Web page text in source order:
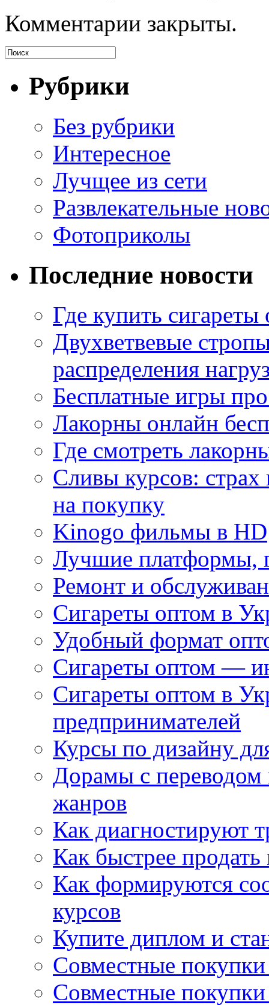
Комментарии закрыты.
Рубрики
Без рубрики
Интересное
Лучщее из сети
Развлекательные
Фотоприколы
Последние новости
Где купить
Двухветвевые
распределения
Бесплатные игры
Лакорны онлайн
Где смотреть
Сливы курсов:
на покупку
Kinogo фильмы в HD
Лучшие платформы,
Ремонт и
Сигареты оптом в
Удобный формат
Сигареты оптом —
Сигареты оптом в
предпринимателей
Курсы по дизайну
Дорамы с переводом
жанров
Как диагностируют
Как быстрее
Как формируются
курсов
Купите диплом и
Совместные
Совместные покупки